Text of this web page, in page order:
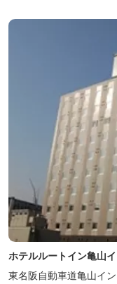
ホテルルートイン亀山
東名阪自動車道亀山イ